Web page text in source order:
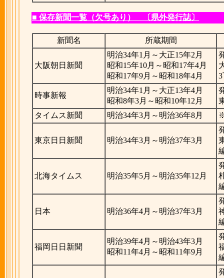
■ 保存新聞一覧（欠号あり） 〔県外発行誌〕
新聞名 所蔵期間
大阪朝日新聞
明治34年1月～大正15年2月
昭和15年10月～昭和17年4月
昭和17年9月～昭和18年4月
時事新報
明治34年1月～大正13年4月
昭和8年3月～昭和10年12月
タイムス新聞
明治34年3月～明治36年8月
東京日日新聞 明治34年3月～明治37年3月
北海タイムス 明治35年5月～明治35年12月
日本 明治36年4月～明治37年3月
福岡日日新聞
明治39年4月～明治43年3月
昭和11年4月～昭和11年9月